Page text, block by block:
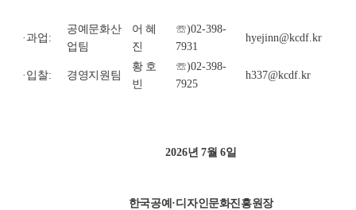
·과업 :
공예문화산
업팀
어 혜
진
☏)02-398-
7931
hyejinn@kcdf.kr
· 입찰: 경영지원팀
황 호
빈
☏)02-398-
7925
h337@kcdf.kr
2026년 7월6일
한국공예 ·디자인문화진흥원장